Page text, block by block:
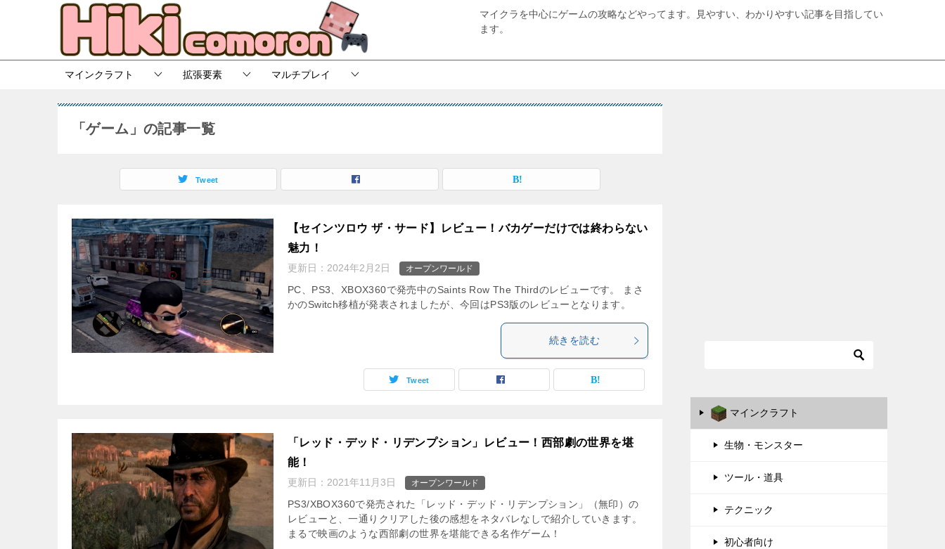
マイクラを中心にゲームの攻略などやってます。見やすい、わかりやすい記事を目指してい
ます。
マインクラフト 拡張要素 マルチプレイ
「ゲーム」の記事一覧
Tweet
【セインツロウ ザ・サード】レビュー！バカゲーだけでは終わらない
魅力！
更新日： 2024年2月2日 オープンワールド
PC、PS3、XBOX360で発売中のSaints Row The Thirdのレビューです。 まさ
かのSwitch移植が発表されましたが、今回はPS3版のレビューとなります。
続きを読む
Tweet
「レッド・デッド・リデンプション」レビュー！西部劇の世界を堪
能！
更新日： 2021年11月3日 オープンワールド
PS3/XBOX360で発売された「レッド・デッド・リデンプション」（無印）の
レビューと、一通りクリアした後の感想をネタバレなしで紹介していきます。
まるで映画のような西部劇の世界を堪能できる名作ゲーム！
マインクラフト
生物・モンスター
ツール・道具
テクニック
初心者向け